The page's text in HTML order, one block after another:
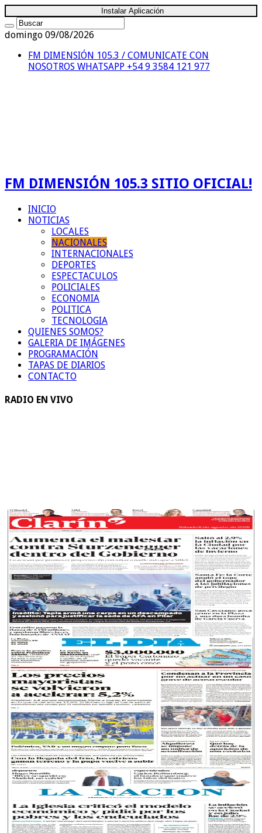
Instalar Aplicación
domingo 09/08/2026
FM DIMENSIÓN 105.3 / COMUNICATE CON
NOSOTROS WHATSAPP +54 9 3584 121 977
FM DIMENSIÓN 105.3 SITIO OFICIAL!
INICIO
NOTICIAS
LOCALES
NACIONALES
INTERNACIONALES
DEPORTES
ESPECTACULOS
POLICIALES
ECONOMIA
POLITICA
TECNOLOGIA
QUIENES SOMOS?
GALERIA DE IMÁGENES
PROGRAMACIÓN
TAPAS DE DIARIOS
CONTACTO
RADIO EN VIVO